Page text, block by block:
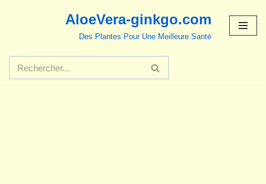
contenu
AloeVera-ginkgo.com
Des Plantes Pour Une Meilleure Santé